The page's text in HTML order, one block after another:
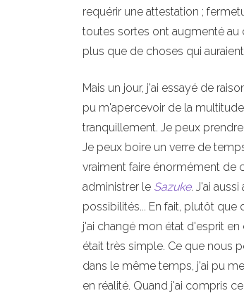
requérir une attestation ;
toutes sortes ont augmenté au
plus que de choses qui
Mais un jour, j'ai essayé de
pu m'apercevoir de la
tranquillement. Je peux
Je peux boire un verre de
vraiment faire énormément de
administrer le Sazuke. J'ai
possibilités... En fait, plutôt
j'ai changé mon état d'esprit
était très simple. Ce que nous
dans le même temps, j'ai pu
en réalité. Quand j'ai compris